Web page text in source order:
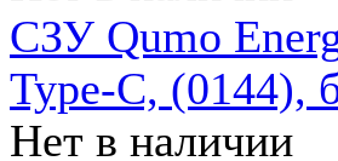
СЗУ Qumo
Type-C, (0144),
Нет в наличии